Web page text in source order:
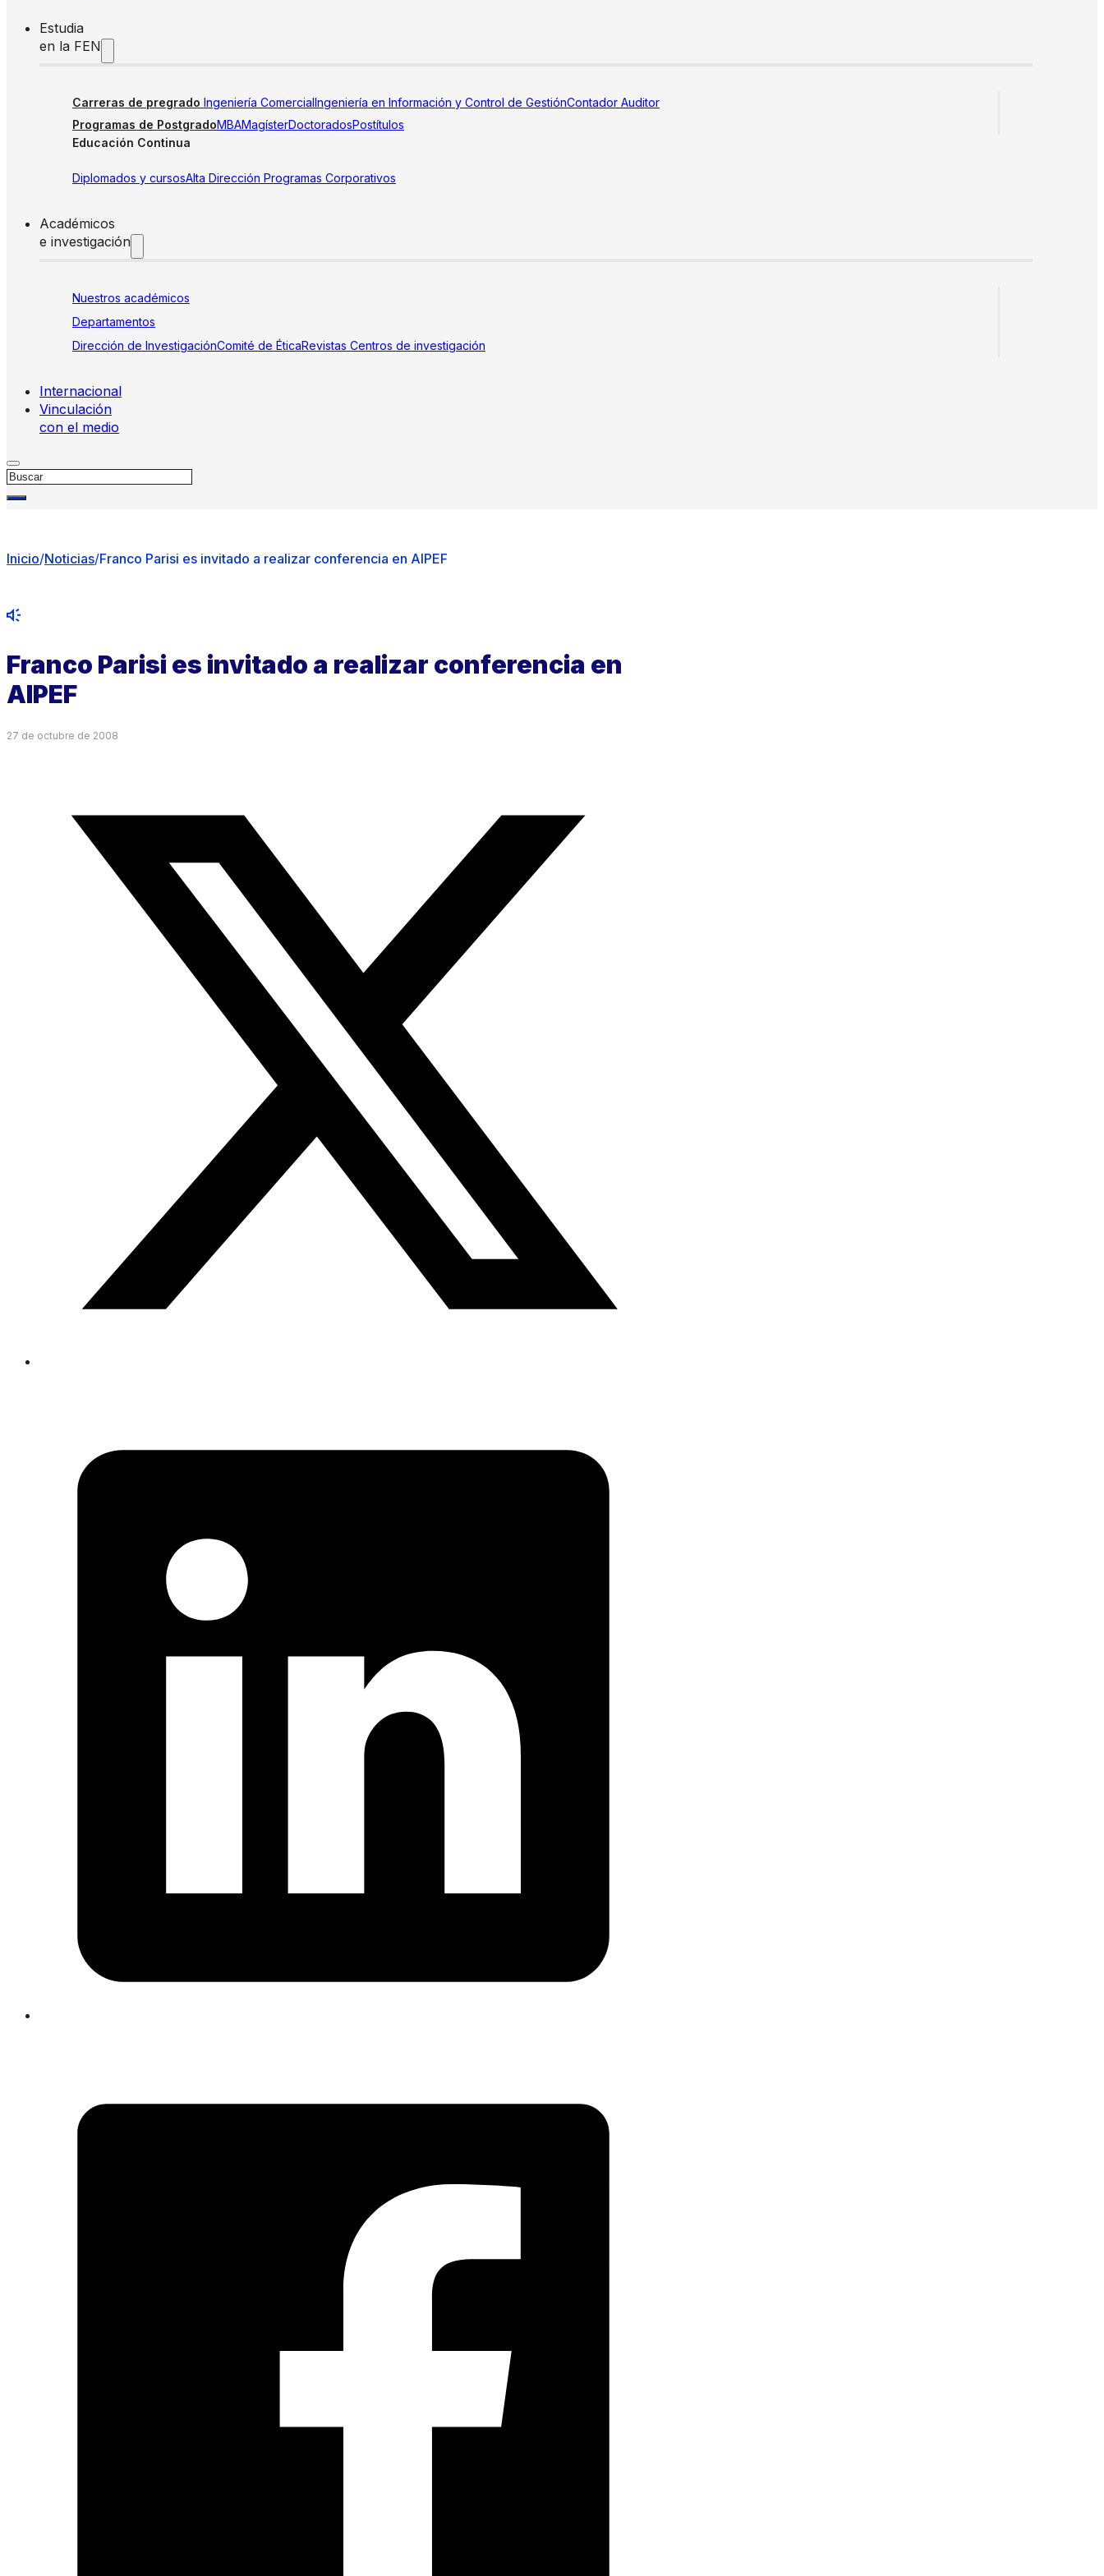
Estudia
en la FEN
Carreras de pregrado Ingeniería ComercialIngeniería en Información y Control de GestiónContador Auditor
Programas de PostgradoMBAMagísterDoctoradosPostítulos
Educación Continua
Diplomados y cursosAlta Dirección Programas Corporativos
Académicos
e investigación
Nuestros académicos
Departamentos
Dirección de InvestigaciónComité de ÉticaRevistas Centros de investigación
Internacional
Vinculación
con el medio
Buscar
Inicio/Noticias/Franco Parisi es invitado a realizar conferencia en AIPEF
Franco Parisi es invitado a realizar conferencia en
AIPEF
27 de octubre de 2008